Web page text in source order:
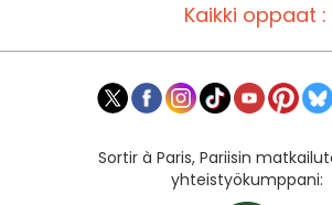
Kaikki oppaat
Sortir à Paris, Pariisin
yhteistyökumppani: